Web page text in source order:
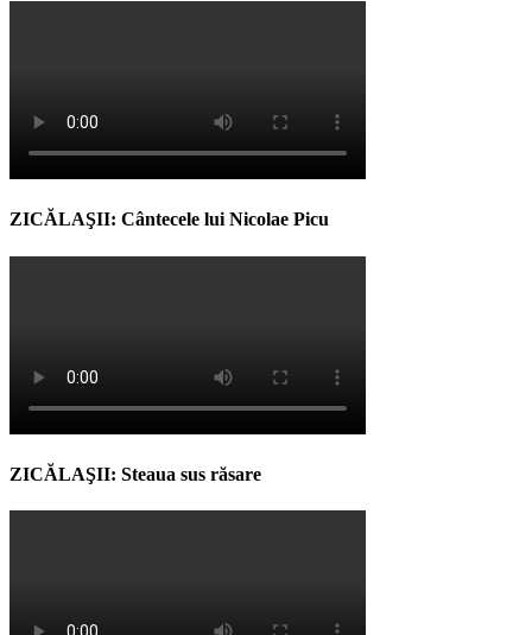
ZICĂLAŞII: Cântecele lui Nicolae Picu
ZICĂLAŞII: Steaua sus răsare